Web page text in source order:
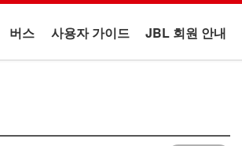
버스 사용자 가이드 JBL 회원 안내